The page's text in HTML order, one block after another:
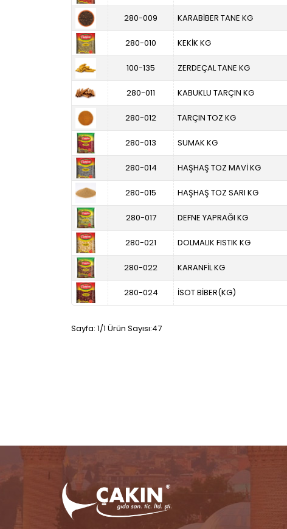
280-009 KARABİBER TANE KG
280-010 KEKİK KG
100-135 ZERDEÇAL TANE KG
280-011 KABUKLU TARÇIN KG
280-012 TARÇIN TOZ KG
280-013 SUMAK KG
280-014 HAŞHAŞ TOZ MAVİ KG
280-015 HAŞHAŞ TOZ SARI KG
280-017 DEFNE YAPRAĞI KG
280-021 DOLMALIK FISTIK KG
280-022 KARANFİL KG
280-024 İSOT BİBER(KG)
Sayfa: 1/1 Ürün Sayısı:47